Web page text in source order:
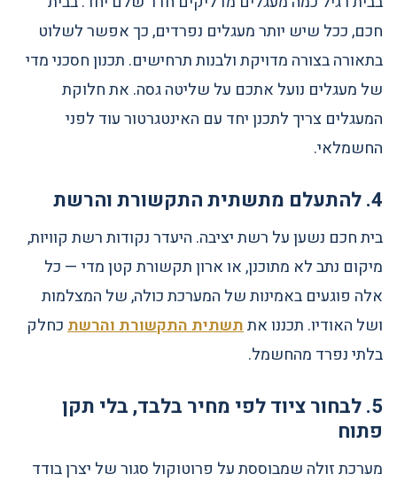
חכם, ככל שיש יותר מעגלים נפרדים, כך אפשר לשלוט
בתאורה בצורה מדויקת ולבנות תרחישים. תכנון חסכני מדי
של מעגלים נועל אתכם על שליטה גסה. את חלוקת
המעגלים צריך לתכנן יחד עם האינטגרטור עוד לפני
החשמלאי.
4. להתעלם מתשתית התקשורת והרשת
בית חכם נשען על רשת יציבה. היעדר נקודות רשת קוויות,
מיקום נתב לא מתוכנן, או ארון תקשורת קטן מדי — כל
אלה פוגעים באמינות של המערכת כולה, של המצלמות
ושל האודיו. תכננו אתתשתית התקשורת והרשתכחלק
בלתי נפרד מהחשמל.
5. לבחור ציוד לפי מחיר בלבד, בלי תקן
פתוח
מערכת זולה שמבוססת על פרוטוקול סגור של יצרן בודד